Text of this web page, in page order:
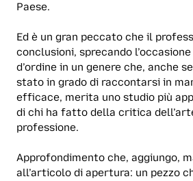
Paese.
Ed è un gran peccato che il
conclusioni, sprecando
d’ordine in un genere che, anche
stato in grado di raccontarsi in
efficace, merita uno studio più
di chi ha fatto della critica
professione.
Approfondimento che, aggiungo,
all’articolo di apertura: un pezzo